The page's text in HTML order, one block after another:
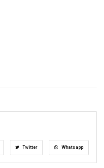
Twitter Whatsapp